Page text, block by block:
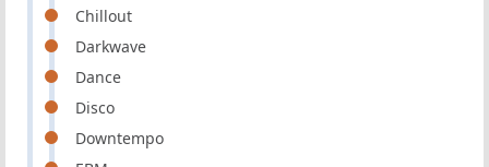
Chillout
Darkwave
Dance
Disco
Downtempo